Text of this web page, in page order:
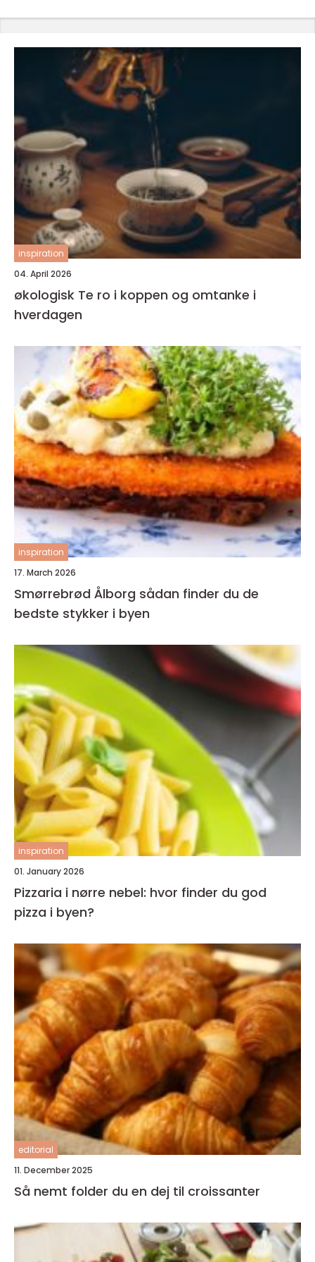
inspiration
04. April 2026
økologisk Te ro i koppen og omtanke i
hverdagen
inspiration
17. March 2026
Smørrebrød Ålborg sådan finder du de
bedste stykker i byen
inspiration
01. January 2026
Pizzaria i nørre nebel: hvor finder du god
pizza i byen?
editorial
11. December 2025
Så nemt folder du en dej til croissanter